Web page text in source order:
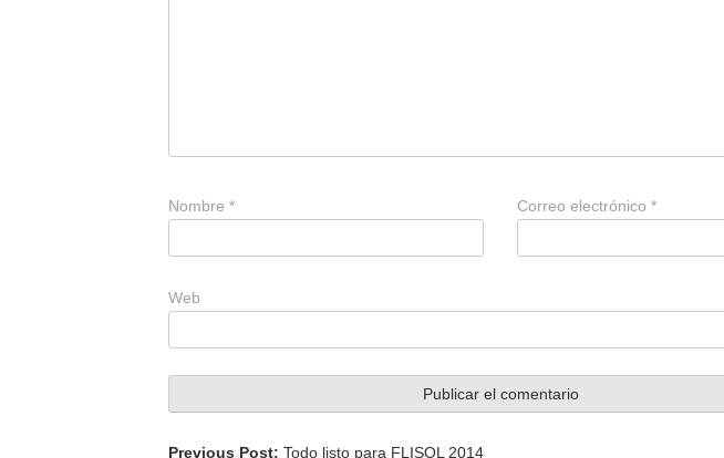
Nombre * Correo electrónico *
Web
Previous Post: Todo listo para FLISOL 2014